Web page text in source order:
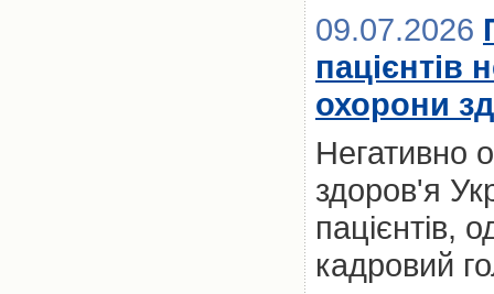
09.07.2026
пацієнтів
охорони
Негативно
здоров'я
пацієнтів,
кадровий